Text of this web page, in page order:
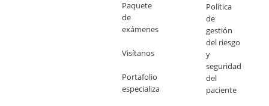
Paquete
de
exámenes
Visítanos
Portafolio
especializado
Política
de
gestión
del riesgo
y
seguridad
del
paciente